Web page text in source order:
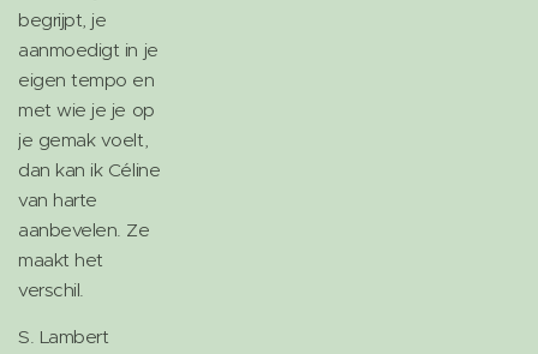
begrijpt, je
aanmoedigt in je
eigen tempo en
met wie je je op
je gemak voelt,
dan kan ik Céline
van harte
aanbevelen. Ze
maakt het
verschil.
S. Lambert